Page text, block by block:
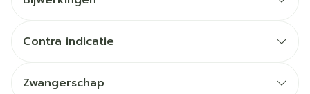
Contra indicatie
Zwangerschap